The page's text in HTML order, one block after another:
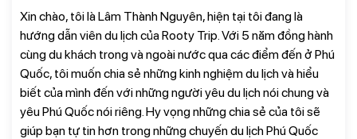
Xin chào, tôi là Lâm Thành Nguyên, hiện tại tôi đang là
hướng dẫn viên du lịch của Rooty Trip. Với 5 năm đồng hành
cùng du khách trong và ngoài nước qua các điểm đến ở Phú
Quốc, tôi muốn chia sẻ những kinh nghiệm du lịch và hiểu
biết của mình đến với những người yêu du lịch nói chung và
yêu Phú Quốc nói riêng. Hy vọng những chia sẻ của tôi sẽ
giúp bạn tự tin hơn trong những chuyến du lịch Phú Quốc